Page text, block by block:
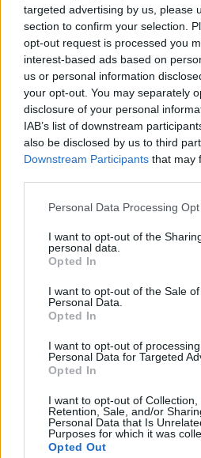
targeted advertising by us, please
section to confirm your selection.
opt-out request is processed you
interest-based ads based on
us or personal information
your opt-out. You may separately
disclosure of your personal
IAB’s list of downstream
also be disclosed by us to third
Downstream Participants that may
Please note that this website/app
not limited to your visit or usage
grant or deny consent to Google
use your data for below specified
consent section.
Personal Data Processing
I want to opt-out of the
personal data.
Opted In
I want to opt-out of the Sale
Personal Data.
Opted In
I want to opt-out of
Personal Data for Targeted
Opted In
I want to opt-out of Collection,
Retention, Sale, and/or
Personal Data that Is
Purposes for which it was
Opted Out
Divi Thomae Aqvinatis
Theologicae Pars Tertia.
1582. Jelzet: Ant. 251 –Régi